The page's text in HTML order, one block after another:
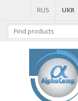
RUS UKR